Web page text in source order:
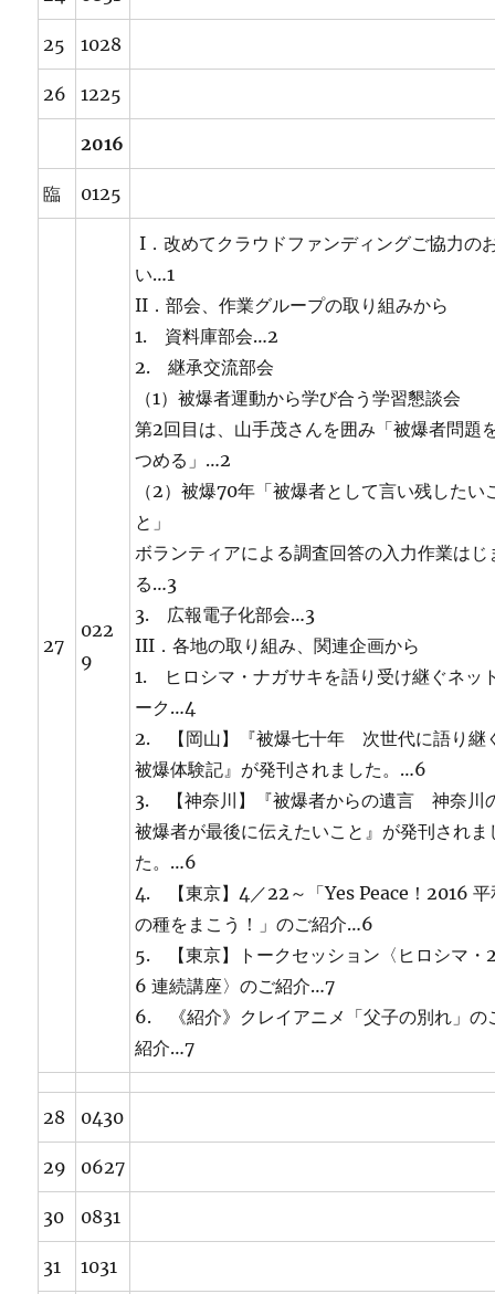
25 1028
26 1225
2016
臨 0125
27
022
9
I．改めてクラウドファンディングご協力の
い…1
II．部会、作業グループの取り組みから
1. 資料庫部会…2
2. 継承交流部会
（1）被爆者運動から学び合う学習懇談会
第2回目は、山手茂さんを囲み「被爆者問題
つめる」…2
（2）被爆70年「被爆者として言い残したい
と」
ボランティアによる調査回答の入力作業はじ
る…3
3. 広報電子化部会…3
III．各地の取り組み、関連企画から
1. ヒロシマ・ナガサキを語り受け継ぐネッ
ーク…4
2. 【岡山】『被爆七十年 次世代に語り継
被爆体験記』が発刊されました。…6
3. 【神奈川】『被爆者からの遺言 神奈川
被爆者が最後に伝えたいこと』が発刊されま
た。…6
4. 【東京】4／22～「Yes Peace！2016 平
の種をまこう！」のご紹介…6
5. 【東京】トークセッション〈ヒロシマ・
6 連続講座〉のご紹介…7
6. 《紹介》クレイアニメ「父子の別れ」の
紹介…7
28 0430
29 0627
30 0831
31 1031